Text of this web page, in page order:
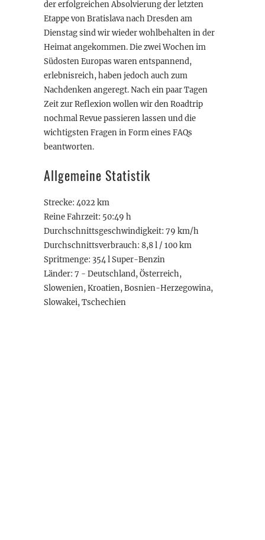
der erfolgreichen Absolvierung der letzten
Etappe von Bratislava nach Dresden am
Dienstag sind wir wieder wohlbehalten in der
Heimat angekommen. Die zwei Wochen im
Südosten Europas waren entspannend,
erlebnisreich, haben jedoch auch zum
Nachdenken angeregt. Nach ein paar Tagen
Zeit zur Reflexion wollen wir den Roadtrip
nochmal Revue passieren lassen und die
wichtigsten Fragen in Form eines FAQs
beantworten.
Allgemeine Statistik
Strecke: 4022 km
Reine Fahrzeit: 50:49 h
Durchschnittsgeschwindigkeit: 79 km/h
Durchschnittsverbrauch: 8,8 l / 100 km
Spritmenge: 354 l Super-Benzin
Länder: 7 - Deutschland, Österreich,
Slowenien, Kroatien, Bosnien-Herzegowina,
Slowakei, Tschechien